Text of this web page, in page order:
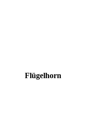
Flügelhorn